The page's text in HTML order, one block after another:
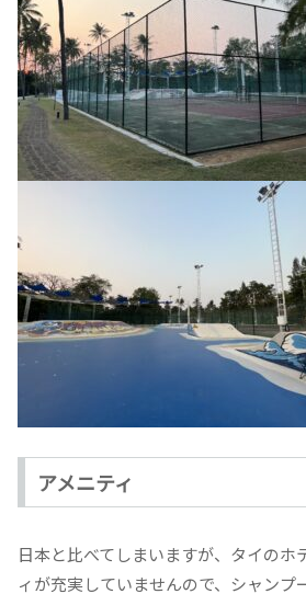
アメニティ
日本と比べてしまいますが、タイのホ
ィが充実していませんので、シャンプ